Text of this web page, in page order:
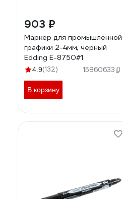
903 ₽
Маркер для промышленной
графики 2-4мм, черный
Edding E-8750#1
4.9(132) 15860633
В корзину